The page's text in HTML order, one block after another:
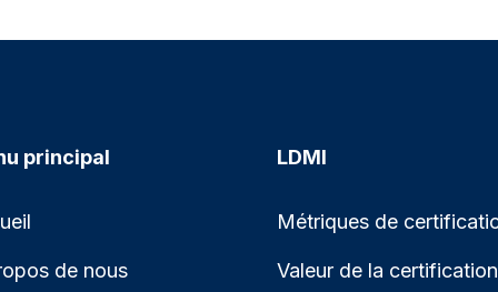
principal
de nous
LDMI
Métriques de
Valeur de la certification